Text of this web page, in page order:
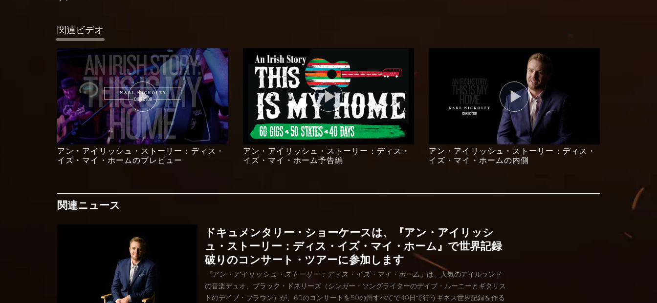
関連ビデオ
アン・アイリッシュ・ストーリー：ディス・
イズ・マイ・ホームのプレビュー
アン・アイリッシュ・ストーリー：ディス・
イズ・マイ・ホーム予告編
アン・アイリッシュ・ストーリー：ディス・
イズ・マイ・ホームの内側
関連ニュース
ドキュメンタリー・ショーケースは、『アン・アイリッシ
ュ・ストーリー：ディス・イズ・マイ・ホーム』で世界記録
破りのコンサート・ツアーに参加します
『アン・アイリッシュ・ストーリー：ディス・イズ・マイ・ホーム』 は、人気のアイルランド
の音楽デュオ、ブラック・ドネリーズ（シンガー・ソングライターのデイブ・ルーニーとギタリス
トのデイブ・ブラウン）が、60のコンサートを50の州すべてで40日で行うギネス世界記録を作る